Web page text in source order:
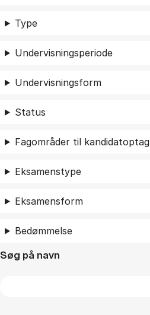
Type
Undervisningsperiode
Undervisningsform
Status
Fagområder til kandidatoptag
Eksamenstype
Eksamensform
Bedømmelse
Søg på navn